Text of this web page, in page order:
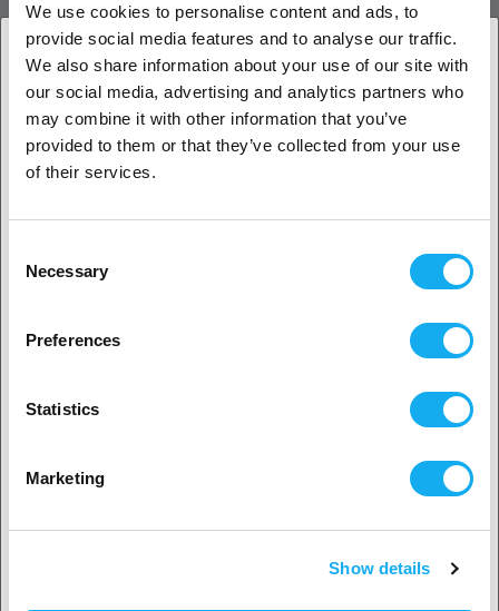
We use cookies to personalise content and ads, to
provide social media features and to analyse our traffic.
We also share information about your use of our site with
our social media, advertising and analytics partners who
may combine it with other information that you’ve
provided to them or that they’ve collected from your use
of their services.
Selection
Necessary
Preferences
Statistics
Marketing
Show details
PRODUKTBESKRIVNING
RECENSIONER
FRÅGOR OM ARTIKELN?
1. Är du en företagskund eller en privatkund?
Företagskund
Privat kund